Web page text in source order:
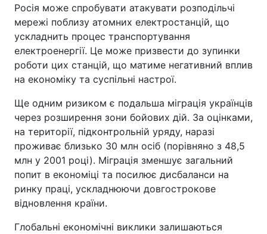
Росія може спробувати атакувати розподільчі
мережі поблизу атомних електростанцій, що
ускладнить процес транспортування
електроенергії. Це може призвести до зупинки
роботи цих станцій, що матиме негативний вплив
на економіку та суспільні настрої.
Ще одним ризиком є подальша міграція українців
через розширення зони бойових дій. За оцінками,
на території, підконтрольній уряду, наразі
проживає близько 30 млн осіб (порівняно з 48,5
млн у 2001 році). Міграція зменшує загальний
попит в економіці та посилює дисбаланси на
ринку праці, ускладнюючи довгострокове
відновлення країни.
Глобальні економічні виклики залишаються